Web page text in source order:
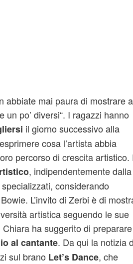
abbiate mai paura di mostrare
un po’ diversi“. I ragazzi hanno
il giorno successivo alla
cosa l’artista abbia
percorso di crescita artistico.
, indipendentemente dalla
considerando
L’invito di Zerbi è di
artistica seguendo le sue
ha suggerito di preparare
al cantante. Da qui la notizia
sul brano Let’s Dance, che